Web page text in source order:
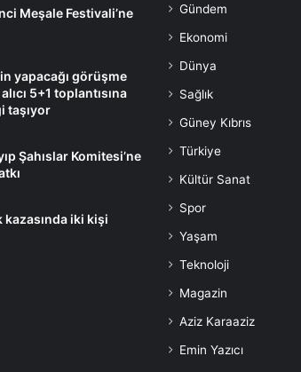
Meşale Festivali’ne
yapacağı görüşme
5+1 toplantısına
taşıyor
Şahıslar Komitesi’ne
kazasında iki kişi
Gündem
Ekonomi
Dünya
Sağlık
Güney Kıbrıs
Türkiye
Kültür Sanat
Spor
Yaşam
Teknoloji
Magazin
Aziz Karaaziz
Emin Yazıcı